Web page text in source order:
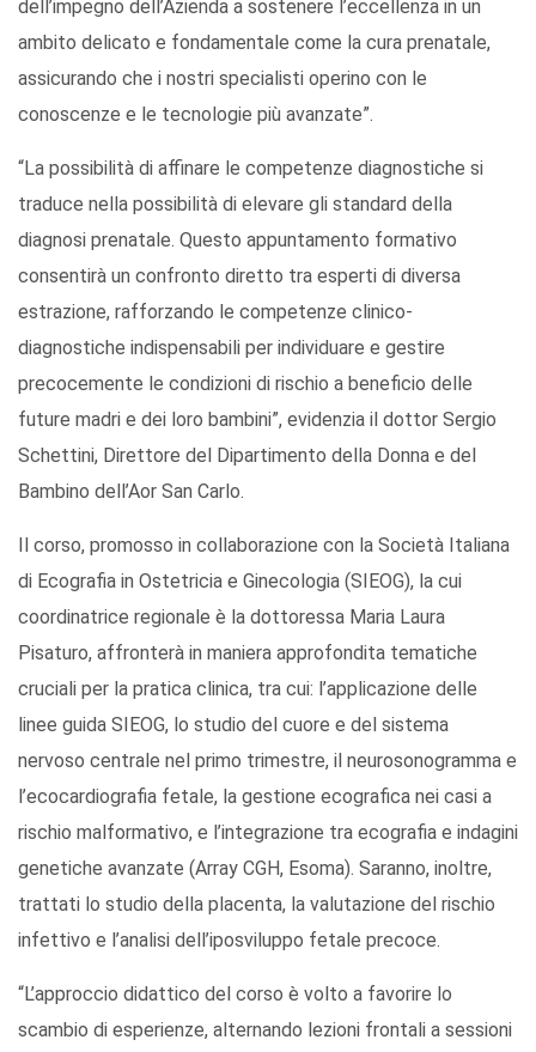
dell’impegno dell’Azienda a sostenere l’eccellenza in un
ambito delicato e fondamentale come la cura prenatale,
assicurando che i nostri specialisti operino con le
conoscenze e le tecnologie più avanzate”.
“La possibilità di affinare le competenze diagnostiche si
traduce nella possibilità di elevare gli standard della
diagnosi prenatale. Questo appuntamento formativo
consentirà un confronto diretto tra esperti di diversa
estrazione, rafforzando le competenze clinico-
diagnostiche indispensabili per individuare e gestire
precocemente le condizioni di rischio a beneficio delle
future madri e dei loro bambini”, evidenzia il dottor Sergio
Schettini, Direttore del Dipartimento della Donna e del
Bambino dell’Aor San Carlo.
Il corso, promosso in collaborazione con la Società Italiana
di Ecografia in Ostetricia e Ginecologia (SIEOG), la cui
coordinatrice regionale è la dottoressa Maria Laura
Pisaturo, affronterà in maniera approfondita tematiche
cruciali per la pratica clinica, tra cui: l’applicazione delle
linee guida SIEOG, lo studio del cuore e del sistema
nervoso centrale nel primo trimestre, il neurosonogramma e
l’ecocardiografia fetale, la gestione ecografica nei casi a
rischio malformativo, e l’integrazione tra ecografia e indagini
genetiche avanzate (Array CGH, Esoma). Saranno, inoltre,
trattati lo studio della placenta, la valutazione del rischio
infettivo e l’analisi dell’iposviluppo fetale precoce.
“L’approccio didattico del corso è volto a favorire lo
scambio di esperienze, alternando lezioni frontali a sessioni